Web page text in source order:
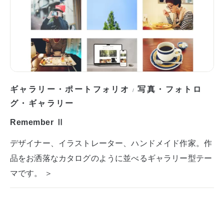
ギャラリー・ポートフォリオ /写真・フォトロ
グ・ギャラリー
Remember Ⅱ
デザイナー、イラストレーター、ハンドメイド作家。作
品をお洒落なカタログのように並べるギャラリー型テー
マです。 ＞